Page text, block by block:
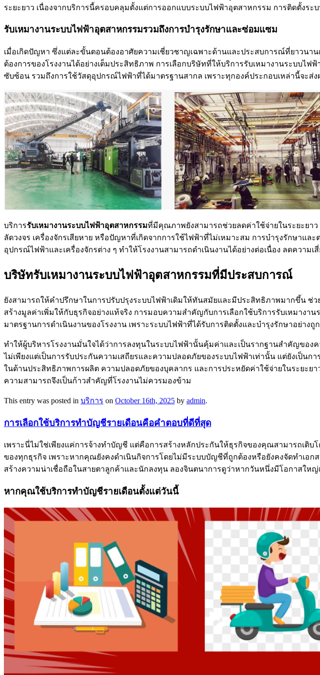
ระยะยาว เนื่องจากบริการนี้ครอบคลุมตั้งแต่การออกแบบระบบไฟฟ้าอุตสาหกรรม การติดตั้งร
รับเหมางานระบบไฟฟ้าอุตสาหกรรมรวมถึงการบำรุงรักษาและซ่อมแซม
เมื่อเกิดปัญหา ซึ่งแต่ละขั้นตอนต้องอาศัยความเชี่ยวชาญเฉพาะด้านและประสบการณ์ที่ยาวน
ต้องการของโรงงานได้อย่างเต็มประสิทธิภาพ การเลือกบริษัทที่ให้บริการรับเหมางานระบบ
ซับซ้อน รวมถึงการใช้วัสดุอุปกรณ์ไฟฟ้าที่ได้มาตรฐานสากล เพราะทุกองค์ประกอบเหล่านี้จะส่
บริการรับเหมางานระบบไฟฟ้าอุตสาหกรรมที่มีคุณภาพยังสามารถช่วยลดค่าใช้จ่ายในระยะยาว
ลัดวงจร เครื่องจักรเสียหาย หรือปัญหาที่เกิดจากการใช้ไฟฟ้าที่ไม่เหมาะสม การบำรุงรักษาแ
อุปกรณ์ไฟฟ้าและเครื่องจักรต่าง ๆ ทำให้โรงงานสามารถดำเนินงานได้อย่างต่อเนื่อง ลดความ
บริษัทรับเหมางานระบบไฟฟ้าอุตสาหกรรมที่มีประสบการณ์
ยังสามารถให้คำปรึกษาในการปรับปรุงระบบไฟฟ้าเดิมให้ทันสมัยและมีประสิทธิภาพมากขึ้น ช่
สร้างมูลค่าเพิ่มให้กับธุรกิจอย่างแท้จริง การมอบความสำคัญกับการเลือกใช้บริการรับเหมาง
มาตรฐานการดำเนินงานของโรงงาน เพราะระบบไฟฟ้าที่ได้รับการติดตั้งและบำรุงรักษาอย่า
ทำให้ผู้บริหารโรงงานมั่นใจได้ว่าการลงทุนในระบบไฟฟ้านั้นคุ้มค่าและเป็นรากฐานสำคัญของค
ไม่เพียงแต่เป็นการรับประกันความเสถียรและความปลอดภัยของระบบไฟฟ้าเท่านั้น แต่ยังเป็
ในด้านประสิทธิภาพการผลิต ความปลอดภัยของบุคลากร และการประหยัดค่าใช้จ่ายในระยะ
ความสามารถจึงเป็นก้าวสำคัญที่โรงงานไม่ควรมองข้าม
This entry was posted in บริการ on October 16th, 2025 by admin.
การเลือกใช้บริการทำบัญชีรายเดือนคือคำตอบที่ดีที่สุด
เพราะนี่ไม่ใช่เพียงแค่การจ้างทำบัญชี แต่คือการสร้างหลักประกันให้ธุรกิจของคุณสามารถเติ
ของทุกธุรกิจ เพราะหากคุณยังคงดำเนินกิจการโดยไม่มีระบบบัญชีที่ถูกต้องหรือยังคงจัดทำเอ
สร้างความน่าเชื่อถือในสายตาลูกค้าและนักลงทุน ลองจินตนาการดูว่าหากวันหนึ่งมีโอกาสให
หากคุณใช้บริการทำบัญชีรายเดือนตั้งแต่วันนี้